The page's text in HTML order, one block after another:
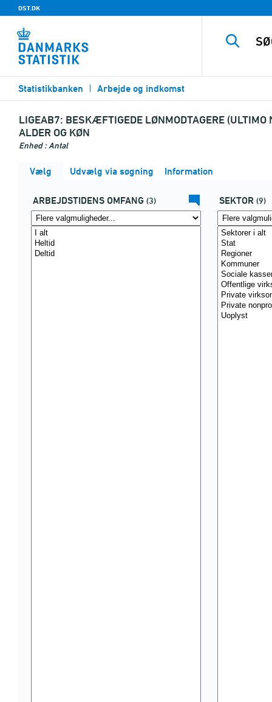
DST.DK
Statistikbanken Arbejde og indkomst
LIGEAB7: BESKÆFTIGEDE LØNMODTAGERE (ULTIMO
ALDER OG KØN
Enhed : Antal
Vælg Udvælg via søgning Information
ARBEJDSTIDENS OMFANG (3) SEKTOR (9)